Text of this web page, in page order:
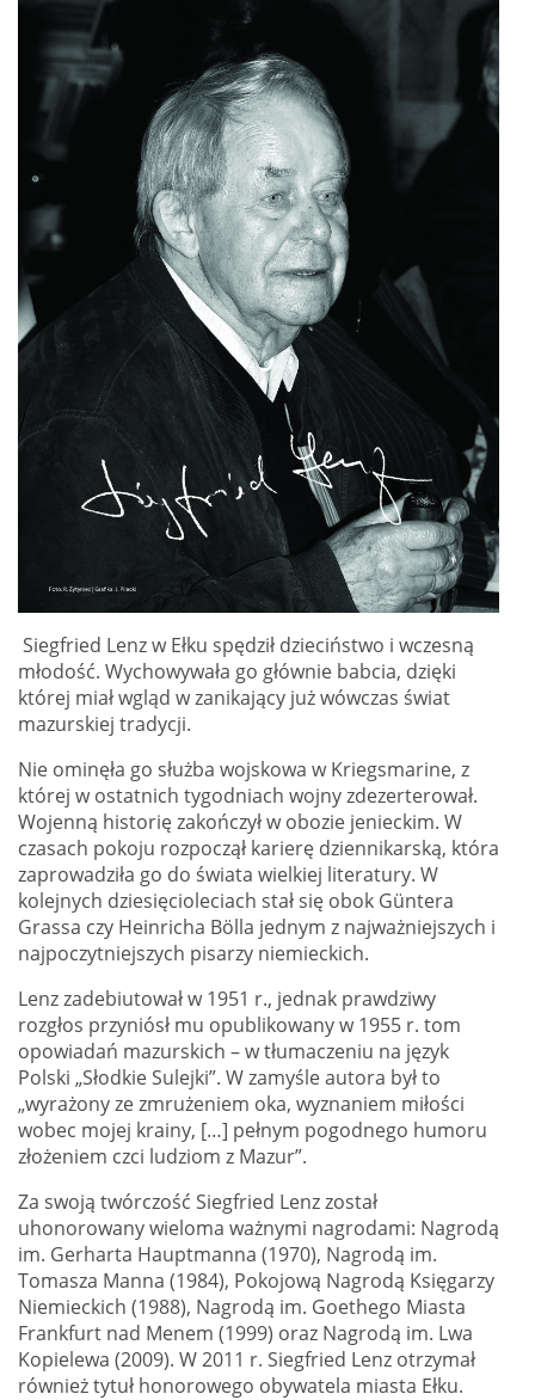
Siegfried Lenz w Ełku spędził dzieciństwo i wczesną
młodość. Wychowywała go głównie babcia, dzięki
której miał wgląd w zanikający już wówczas świat
mazurskiej tradycji.
Nie ominęła go służba wojskowa w Kriegsmarine, z
której w ostatnich tygodniach wojny zdezerterował.
Wojenną historię zakończył w obozie jenieckim. W
czasach pokoju rozpoczął karierę dziennikarską, która
zaprowadziła go do świata wielkiej literatury. W
kolejnych dziesięcioleciach stał się obok Güntera
Grassa czy Heinricha Bölla jednym z najważniejszych i
najpoczytniejszych pisarzy niemieckich.
Lenz zadebiutował w 1951 r., jednak prawdziwy
rozgłos przyniósł mu opublikowany w 1955 r. tom
opowiadań mazurskich – w tłumaczeniu na język
Polski „Słodkie Sulejki”. W zamyśle autora był to
„wyrażony ze zmrużeniem oka, wyznaniem miłości
wobec mojej krainy, […] pełnym pogodnego humoru
złożeniem czci ludziom z Mazur”.
Za swoją twórczość Siegfried Lenz został
uhonorowany wieloma ważnymi nagrodami: Nagrodą
im. Gerharta Hauptmanna (1970), Nagrodą im.
Tomasza Manna (1984), Pokojową Nagrodą Księgarzy
Niemieckich (1988), Nagrodą im. Goethego Miasta
Frankfurt nad Menem (1999) oraz Nagrodą im. Lwa
Kopielewa (2009). W 2011 r. Siegfried Lenz otrzymał
również tytuł honorowego obywatela miasta Ełku.